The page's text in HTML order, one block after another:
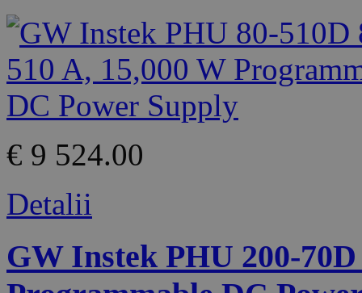
€ 9 524.00
Detalii
GW Instek PHU 200-